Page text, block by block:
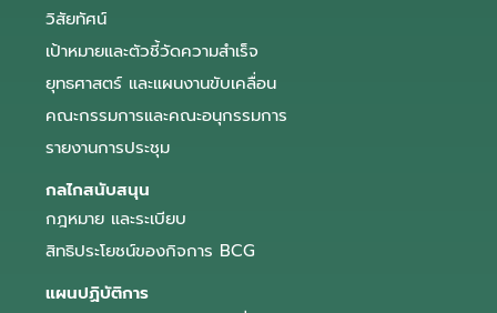
วิสัยทัศน์
เป้าหมายและตัวชี้วัดความสำเร็จ
ยุทธศาสตร์ และแผนงานขับเคลื่อน
คณะกรรมการและคณะอนุกรรมการ
รายงานการประชุม
กลไกสนับสนุน
กฎหมาย และระเบียบ
สิทธิประโยชน์ของกิจการ BCG
แผนปฏิบัติการ